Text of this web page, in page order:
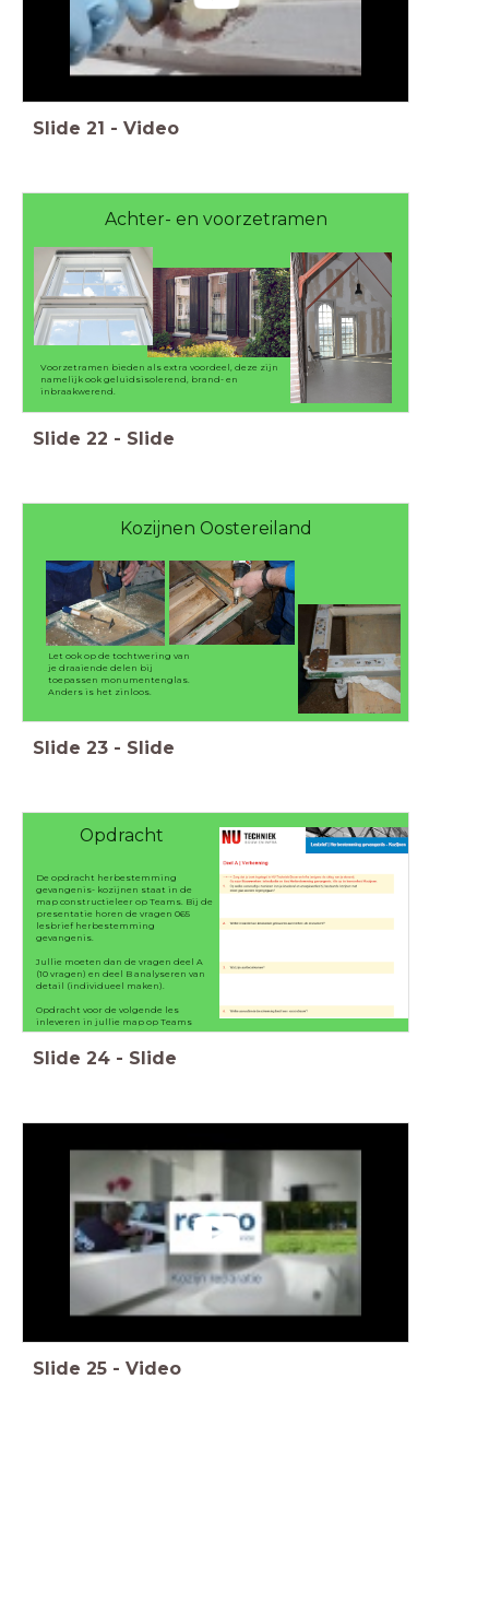
Slide 21 - Video
Achter- en voorzetramen
Voorzetramen bieden als extra voordeel, deze zijn
namelijk ook geluidsisolerend, brand- en
inbraakwerend.
Slide 22 - Slide
Kozijnen Oostereiland
Let ook op de tochtwering van
je draaiende delen bij
toepassen monumentenglas.
Anders is het zinloos.
Slide 23 - Slide
Opdracht
De opdracht herbestemming
gevangenis- kozijnen staat in de
map constructieleer op Teams. Bij de
presentatie horen de vragen 065
lesbrief herbestemming
gevangenis.
Jullie moeten dan de vragen deel A
(10 vragen) en deel B analyseren van
detail (individueel maken).
Opdracht voor de volgende les
inleveren in jullie map op Teams
Slide 24 - Slide
Slide 25 - Video